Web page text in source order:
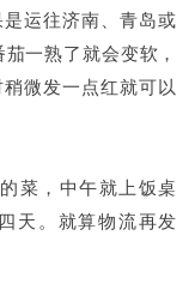
运往济南、青岛或
一熟了就会变软，
微发一点红就可以
菜，中午就上饭桌
天。就算物流再发